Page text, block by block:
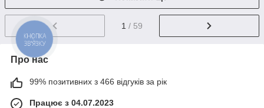
1 / 59
Про нас
99% позитивних з 466 відгуків за рік
Працює з 04.07.2023
КНОПКА
ЗВ'ЯЗКУ